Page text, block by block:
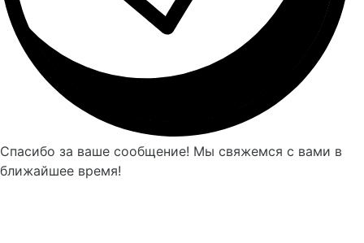
Спасибо за ваше сообщение! Мы свяжемся с вами в
ближайшее время!